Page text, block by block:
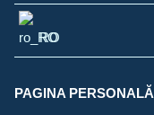
RO
PAGINA PERSONALĂ